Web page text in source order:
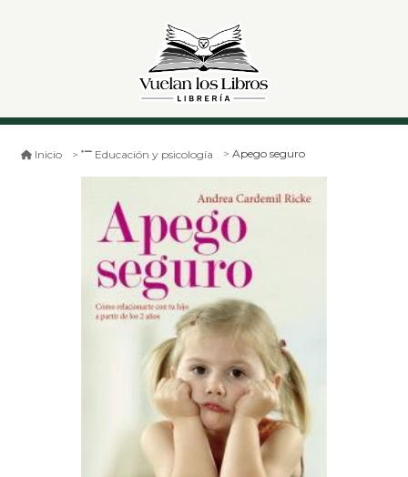
Inicio Educación y psicología Apego seguro